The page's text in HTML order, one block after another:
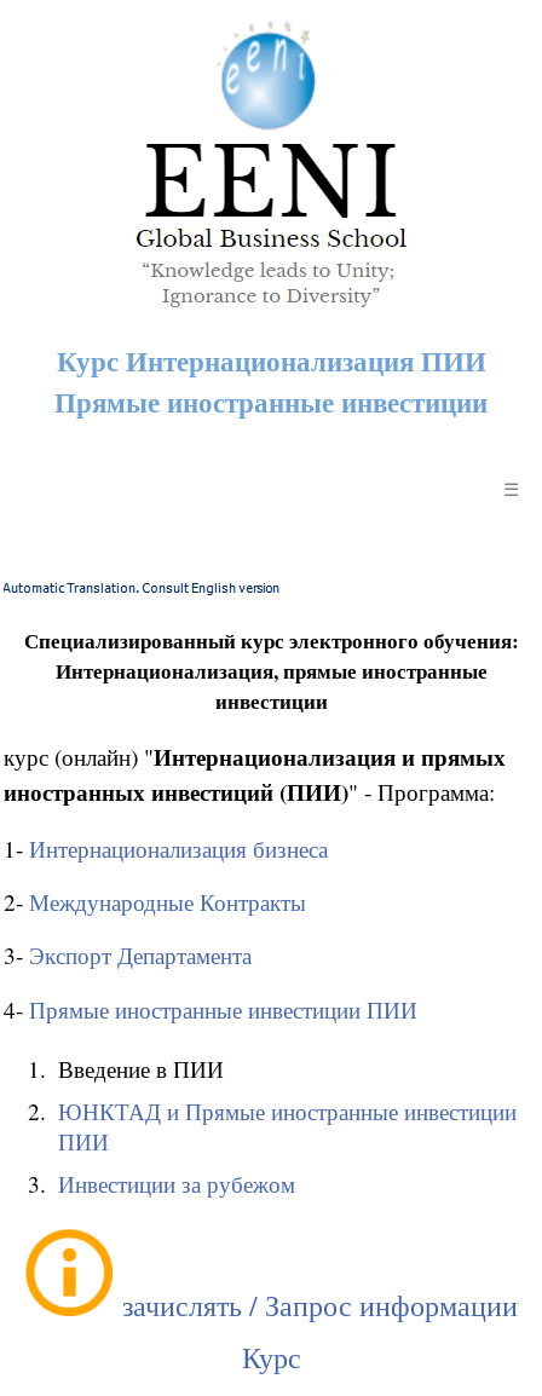
Курс Интернационализация ПИИ
Прямые иностранные инвестиции
☰
Специализированный курс электронного обучения:
Интернационализация, прямые иностранные
инвестиции
курс (онлайн) "Интернационализация и прямых
иностранных инвестиций (ПИИ)" - Программа:
1- Интернационализация бизнеса
2- Международные Контракты
3- Экспорт Департамента
4- Прямые иностранные инвестиции ПИИ
Введение в ПИИ
ЮНКТАД и Прямые иностранные инвестиции
ПИИ
Инвестиции за рубежом
зачислять / Запрос информации
Курс